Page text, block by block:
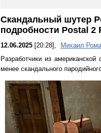
Скандальный шутер
подробности Postal 2
12.06.2025[20:28],
Михаил
Разработчики из
менее скандального